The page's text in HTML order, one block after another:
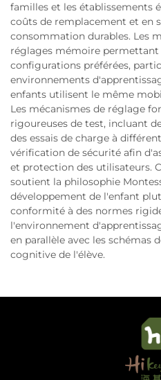
familles et les établissements
coûts de remplacement et en
consommation durables. Les
réglages mémoire permettant
configurations préférées,
environnements
enfants utilisent le même
Les mécanismes de réglage
rigoureuses de test, incluant
des essais de charge à
vérification de sécurité afin
et protection des utilisateurs.
soutient la philosophie
développement de l'enfant
conformité à des normes
l'environnement
en parallèle avec les schémas
cognitive de l'élève.